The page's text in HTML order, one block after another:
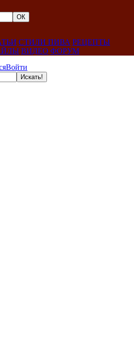
Войти
СТИЛИ ПИВА РЕЦЕПТЫ
ВИДЕО ФОРУМ